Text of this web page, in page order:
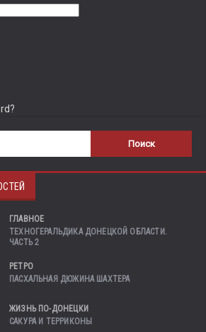
ГЛАВНОЕ
ТЕХНОГЕРАЛЬДИКА ДОНЕЦКОЙ ОБЛАСТИ.
ЧАСТЬ 2
РЕТРО
ПАСХАЛЬНАЯ ДЮЖИНА ШАХТЕРА
ЖИЗНЬ ПО-ДОНЕЦКИ
САКУРА И ТЕРРИКОНЫ